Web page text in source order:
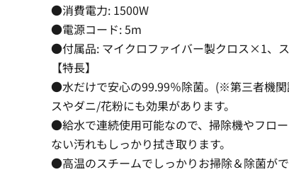
●消費電力: 1500W
●電源コード: 5m
●付属品: マイクロファイバー製クロス×1、
【特長】
●水だけで安心の99.99％除菌。(※第三者機
スやダニ/花粉にも効果があります。
●給水で連続使用可能なので、掃除機やフロ
ない汚れもしっかり拭き取ります。
●高温のスチームでしっかりお掃除＆除菌が